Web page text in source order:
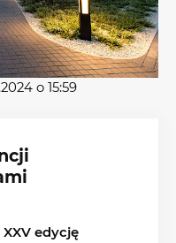
o 15:59
XXV edycję